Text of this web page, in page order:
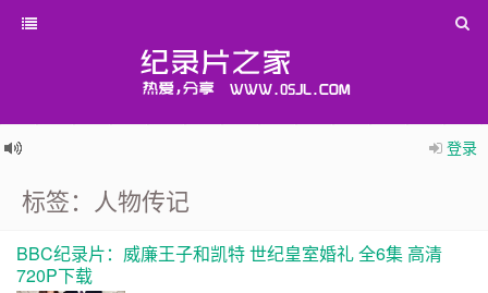
登录
标签：人物传记
BBC纪录片：威廉王子和凯特 世纪皇室婚礼 全6集 高清
720P下载